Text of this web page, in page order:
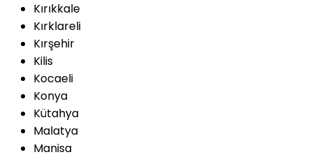
Kırıkkale
Kırklareli
Kırşehir
Kilis
Kocaeli
Konya
Kütahya
Malatya
Manisa